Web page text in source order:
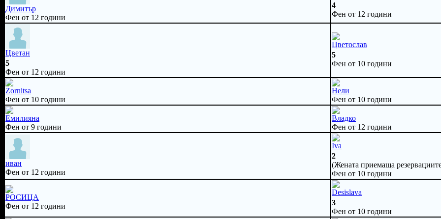
Димитър
Фен от 12 години
4
Фен от 12 години
Цветан
5
Фен от 12 години
Цветослав
5
Фен от 10 години
Zornitsa
Фен от 10 години
Нели
Фен от 10 години
Емилияна
Фен от 9 години
Владко
Фен от 12 години
иван
Фен от 12 години
Iva
2
(Жената приемаща
Фен от 10 години
РОСИЦА
Фен от 12 години
Desislava
3
Фен от 10 години